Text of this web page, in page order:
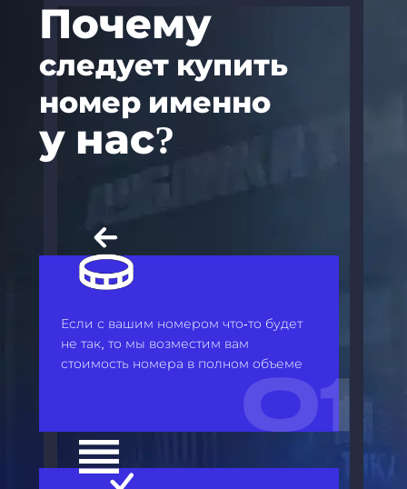
Почему
следует купить
номер именно
у нас?
Если с вашим номером что-то будет
не так, то мы возместим вам
стоимость номера в полном объеме